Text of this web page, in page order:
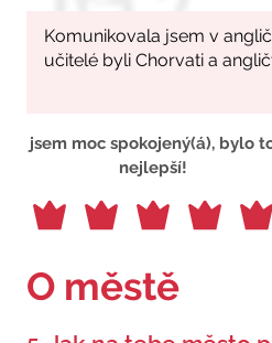
jsem moc spokojený(á), bylo
nejlepší!
O městě